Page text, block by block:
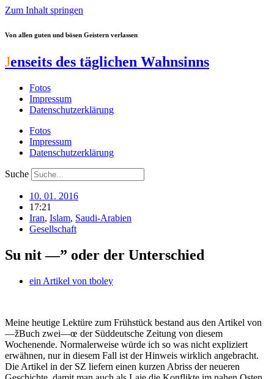
Zum Inhalt springen
Von allen guten und bösen Geistern verlassen
Jenseits des täglichen Wahnsinns
Fotos
Impressum
Datenschutzerklärung
Fotos
Impressum
Datenschutzerklärung
Suche
10. 01. 2016
17:21
Iran, Islam, Saudi-Arabien
Gesellschaft
Su nit —” oder der Unterschied
ein Artikel von tboley
Meine heutige Lektüre zum Frühstück bestand aus den Artikel von
—žBuch zwei—œ der Süddeutsche Zeitung von diesem
Wochenende. Normalerweise würde ich so was nicht expliziert
erwähnen, nur in diesem Fall ist der Hinweis wirklich angebracht.
Die Artikel in der SZ liefern einen kurzen Abriss der neueren